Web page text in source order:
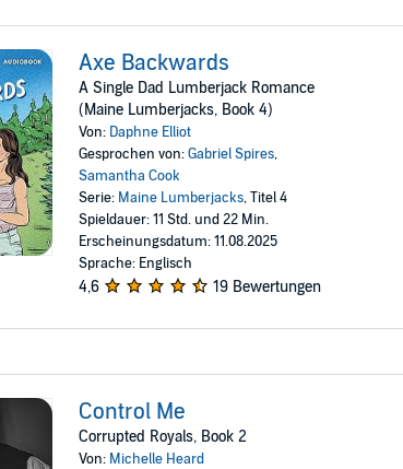
Axe Backwards
A Single Dad Lumberjack Romance
(Maine Lumberjacks, Book 4)
Von: Daphne Elliot
Gesprochen von:Gabriel Spires,
Samantha Cook
Serie: Maine Lumberjacks, Titel 4
Spieldauer: 11 Std. und 22 Min.
Erscheinungsdatum: 11.08.2025
Sprache: Englisch
4,6 19 Bewertungen
Control Me
Corrupted Royals, Book 2
Von: Michelle Heard